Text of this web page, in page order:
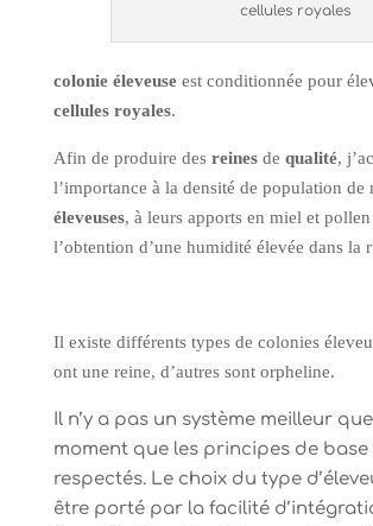
cellules royales
colonie éleveuseest conditionnée pour
cellules royales.
Afin de produire des reinesde qualité,
l’importance à la densité de population de
éleveuses, à leurs apports en miel et
l’obtention d’une humidité élevée dans la
Il existe différents types de colonies
ont une reine, d’autres sont orpheline.
Il n’y a pas un système meilleur
moment que les principes de base
respectés. Le choix du type
être porté par la facilité